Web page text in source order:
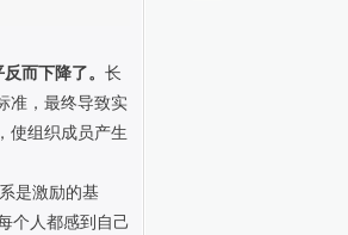
而下降了。 长
准，最终导致实
使组织成员产生
是激励的基
个人都感到自己